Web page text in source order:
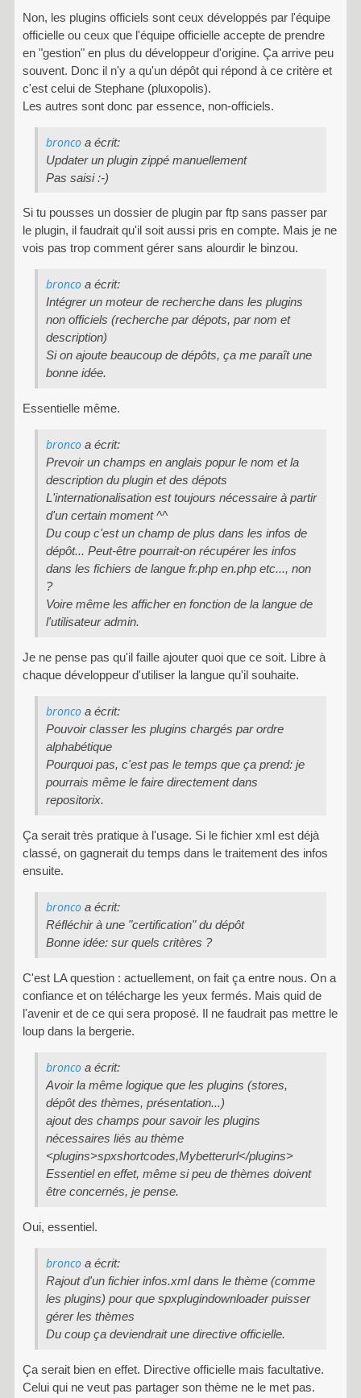
Non, les plugins officiels sont ceux développés par l'équipe
officielle ou ceux que l'équipe officielle accepte de prendre
en "gestion" en plus du développeur d'origine. Ça arrive peu
souvent. Donc il n'y a qu'un dépôt qui répond à ce critère et
c'est celui de Stephane (pluxopolis).
Les autres sont donc par essence, non-officiels.
bronco a écrit:
Updater un plugin zippé manuellement
Pas saisi :-)
Si tu pousses un dossier de plugin par ftp sans passer par
le plugin, il faudrait qu'il soit aussi pris en compte. Mais je ne
vois pas trop comment gérer sans alourdir le binzou.
bronco a écrit:
Intégrer un moteur de recherche dans les plugins
non officiels (recherche par dépots, par nom et
description)
Si on ajoute beaucoup de dépôts, ça me paraît une
bonne idée.
Essentielle même.
bronco a écrit:
Prevoir un champs en anglais popur le nom et la
description du plugin et des dépots
L'internationalisation est toujours nécessaire à partir
d'un certain moment ^^
Du coup c'est un champ de plus dans les infos de
dépôt... Peut-être pourrait-on récupérer les infos
dans les fichiers de langue fr.php en.php etc..., non
?
Voire même les afficher en fonction de la langue de
l'utilisateur admin.
Je ne pense pas qu'il faille ajouter quoi que ce soit. Libre à
chaque développeur d'utiliser la langue qu'il souhaite.
bronco a écrit:
Pouvoir classer les plugins chargés par ordre
alphabétique
Pourquoi pas, c'est pas le temps que ça prend: je
pourrais même le faire directement dans
repositorix.
Ça serait très pratique à l'usage. Si le fichier xml est déjà
classé, on gagnerait du temps dans le traitement des infos
ensuite.
bronco a écrit:
Réfléchir à une "certification" du dépôt
Bonne idée: sur quels critères ?
C'est LA question : actuellement, on fait ça entre nous. On a
confiance et on télécharge les yeux fermés. Mais quid de
l'avenir et de ce qui sera proposé. Il ne faudrait pas mettre le
loup dans la bergerie.
bronco a écrit:
Avoir la même logique que les plugins (stores,
dépôt des thèmes, présentation...)
ajout des champs pour savoir les plugins
nécessaires liés au thème
<plugins>spxshortcodes,Mybetterurl</plugins>
Essentiel en effet, même si peu de thèmes doivent
être concernés, je pense.
Oui, essentiel.
bronco a écrit:
Rajout d'un fichier infos.xml dans le thème (comme
les plugins) pour que spxplugindownloader puisser
gérer les thèmes
Du coup ça deviendrait une directive officielle.
Ça serait bien en effet. Directive officielle mais facultative.
Celui qui ne veut pas partager son thème ne le met pas.